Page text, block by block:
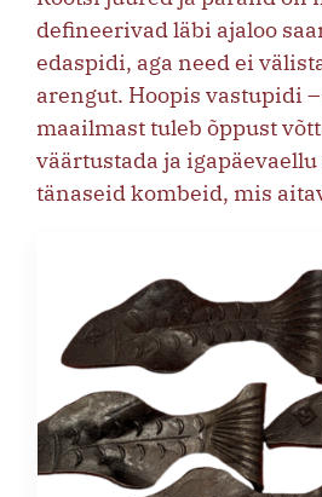
defineerivad läbi ajaloo
edaspidi, aga need ei
arengut. Hoopis vastupidi
maailmast tuleb õppust
väärtustada ja
tänaseid kombeid, mis